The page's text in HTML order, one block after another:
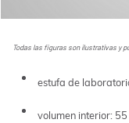
Todas las figuras son ilustrativas y
estufa de
volumen interior: